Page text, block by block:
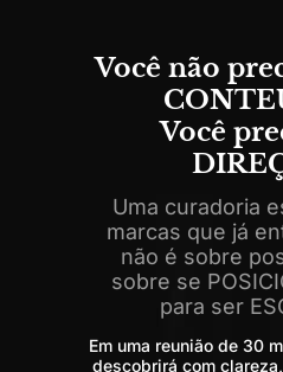
Você não
Você
Uma curadoria
marcas que já
não é sobre
sobre se
para ser
Em uma reunião de 30
descobrirá com